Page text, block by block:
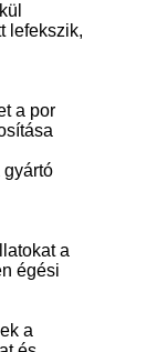
lefekszik,
a por
gyártó
a
égési
a